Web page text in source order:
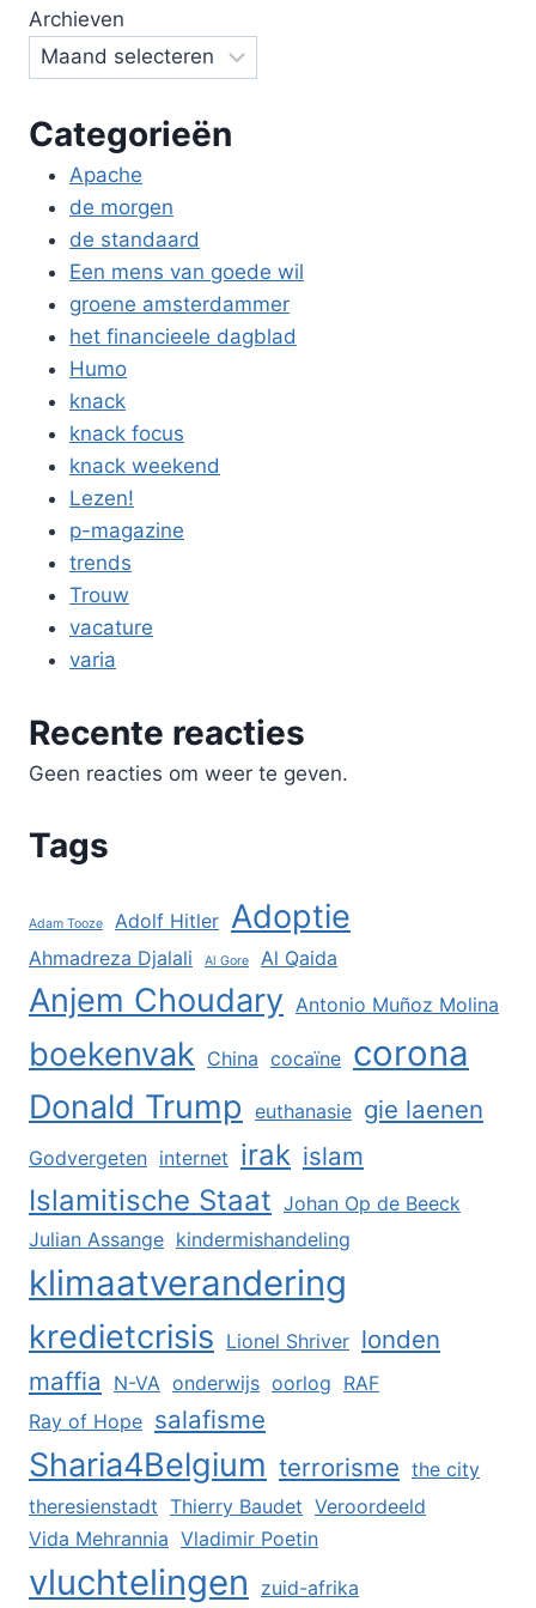
Archieven
Categorieën
Apache
de morgen
de standaard
Een mens van goede wil
groene amsterdammer
het financieele dagblad
Humo
knack
knack focus
knack weekend
Lezen!
p-magazine
trends
Trouw
vacature
varia
Recente reacties
Geen reacties om weer te geven.
Tags
Adam Tooze Adolf Hitler Adoptie
Ahmadreza Djalali Al Gore Al Qaida
Anjem Choudary Antonio Muñoz Molina
boekenvak China cocaïne corona
Donald Trump euthanasie gie laenen
Godvergeten internet irak islam
Islamitische Staat Johan Op de Beeck
Julian Assange kindermishandeling
klimaatverandering
kredietcrisis Lionel Shriver londen
maffia
N-VA onderwijs oorlog RAF
Ray of Hope salafisme
Sharia4Belgium terrorisme the city
theresienstadt Thierry Baudet Veroordeeld
Vida Mehrannia Vladimir Poetin
vluchtelingen zuid-afrika